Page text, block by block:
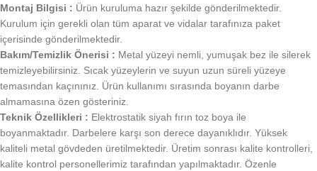
Montaj Bilgisi : Ürün kuruluma hazır şekilde gönderilmektedir.
Kurulum için gerekli olan tüm aparat ve vidalar tarafınıza paket
içerisinde gönderilmektedir.
Bakım/Temizlik Önerisi : Metal yüzeyi nemli, yumuşak bez ile silerek
temizleyebilirsiniz. Sıcak yüzeylerin ve suyun uzun süreli yüzeye
temasından kaçınınız. Ürün kullanımı sırasında boyanın darbe
almamasına özen gösteriniz.
Teknik Özellikleri : Elektrostatik siyah fırın toz boya ile
boyanmaktadır. Darbelere karşı son derece dayanıklıdır. Yüksek
kaliteli metal gövdeden üretilmektedir. Üretim sonrası kalite kontrolleri,
kalite kontrol personellerimiz tarafından yapılmaktadır. Özenle